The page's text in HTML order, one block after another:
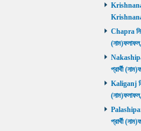
Chapra
প্রার্থী
Kaliganj
প্রার্থী